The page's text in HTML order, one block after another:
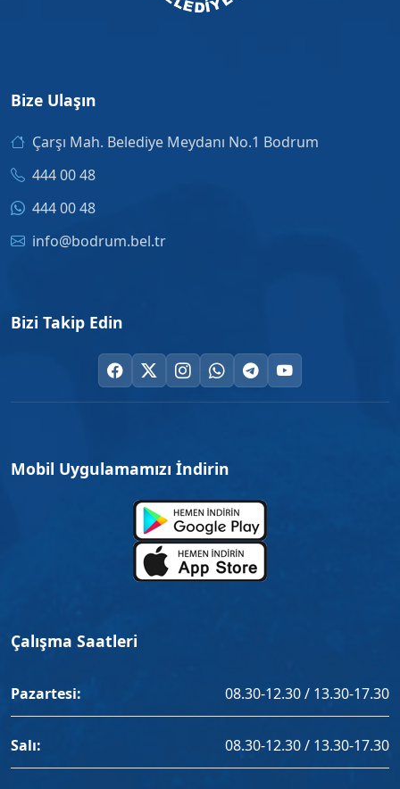
Bize Ulaşın
Çarşı Mah. Belediye Meydanı No.1 Bodrum
444 00 48
444 00 48
info@bodrum.bel.tr
Bizi Takip Edin
Mobil Uygulamamızı İndirin
Çalışma Saatleri
Pazartesi: 08.30-12.30 / 13.30-17.30
Salı: 08.30-12.30 / 13.30-17.30